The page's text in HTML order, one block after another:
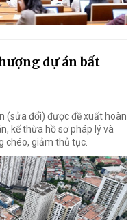
dự án bất
(sửa đổi) được đề xuất hoàn
kế thừa hồ sơ pháp lý và
chéo, giảm thủ tục.